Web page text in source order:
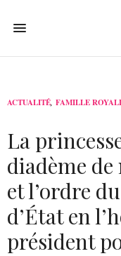
ACTUALITÉ, FAMILLE
La
diadème
et l’ordre
d’État en
président